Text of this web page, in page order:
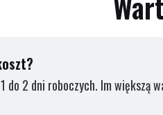
do 2 dni roboczych. Im większą